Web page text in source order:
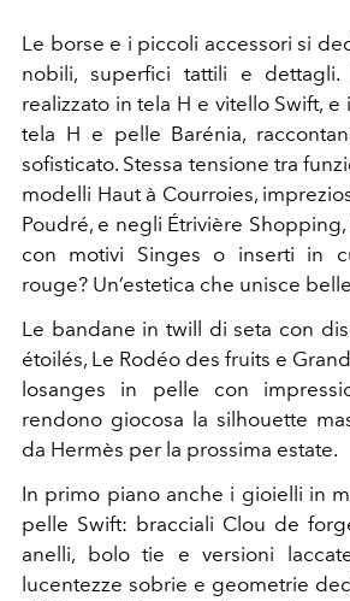
Le borse e i piccoli accessori si
nobili, superfici tattili e dettagli.
realizzato in tela H e vitello Swift, e
tela H e pelle Barénia,
sofisticato. Stessa tensione tra
modelli Haut à Courroies,
Poudré, e negli Étrivière Shopping,
con motivi Singes o inserti in
rouge? Un’estetica che unisce
Le bandane in twill di seta con
étoilés, Le Rodéo des fruits e
losanges in pelle con
rendono giocosa la silhouette
da Hermès per la prossima estate.
In primo piano anche i gioielli in
pelle Swift: bracciali Clou de
anelli, bolo tie e versioni
lucentezze sobrie e geometrie